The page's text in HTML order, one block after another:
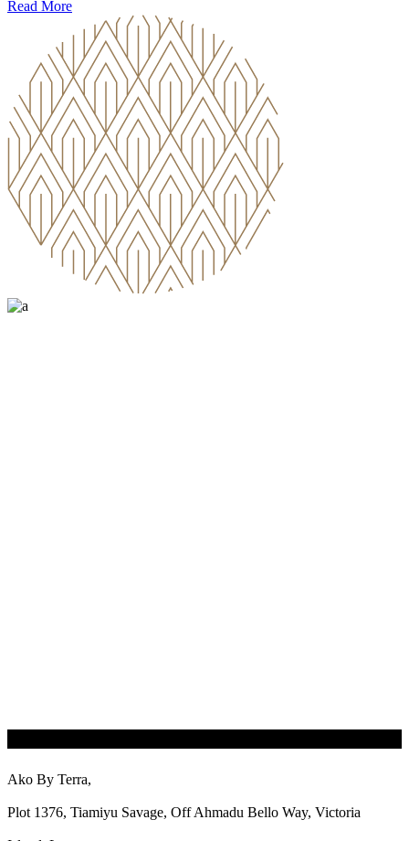
Read More
Ako By Terra,
Plot 1376, Tiamiyu Savage, Off Ahmadu Bello Way, Victoria